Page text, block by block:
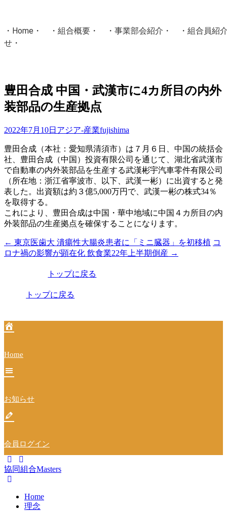
・ Home ・ ・ 組合概要 ・ ・ 事業部会紹介 ・ ・ 組合員紹
せ ・
国土交通省・経済産業省・農林水産省・厚生労働省 認可
豊田合成 中国・武漢市に4カ所目の内外
装部品の生産拠点
2022年7月10日 アジア-産業fujishima
豊田合成（本社：愛知県清須市）は７月６日、中国の統括会
社、豊田合成（中国）投資有限公司を通じて、湖北省武漢市
で自動車の内外装部品を生産する武漢彬宇汽車零件有限公司
（所在地：浙江省寧波市、以下、武漢一彬）に出資すると発
表した。出資額は約３億5,000万円で、武漢一彬の株式34％
を取得する。
これにより、豊田合成は中国・華中地域に中国４カ所目の内
外装部品の生産拠点を確保することになります。
投
稿
ー
ョ
ン
← 東京医歯大 潰瘍性大腸炎患者に「ミニ臓器」を初移植 コ
ロナ禍の影響が顕在化 飲食業22年上半期倒産 →
トップに戻る
トップに戻る
Home
お知らせ
会員ログイン
協同組合Masters
Home
理念